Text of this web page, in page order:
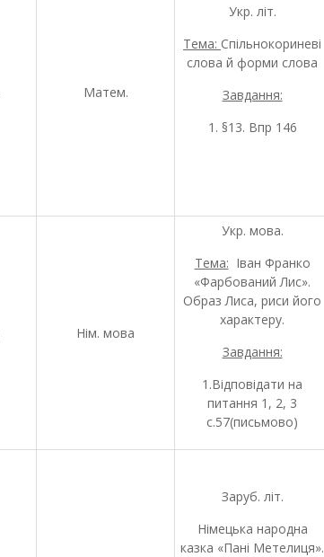
Матем.
Укр. літ.
Тема: Спільнокориневі
слова й форми слова
Завдання:
1. §13. Впр 146
Нім. мова
Укр. мова.
Тема: Іван Франко
«Фарбований Лис».
Образ Лиса, риси його
характеру.
Завдання:
1.Відповідати на
питання 1, 2, 3
с.57(письмово)
Заруб. літ.
Німецька народна
казка «Пані Метелиця».